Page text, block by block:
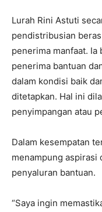
Lurah Rini Astuti
pendistribusian
penerima manfaat.
penerima bantuan
dalam kondisi baik
ditetapkan. Hal ini
penyimpangan atau
Dalam kesempatan
menampung aspirasi
penyaluran bantuan.
“Saya ingin